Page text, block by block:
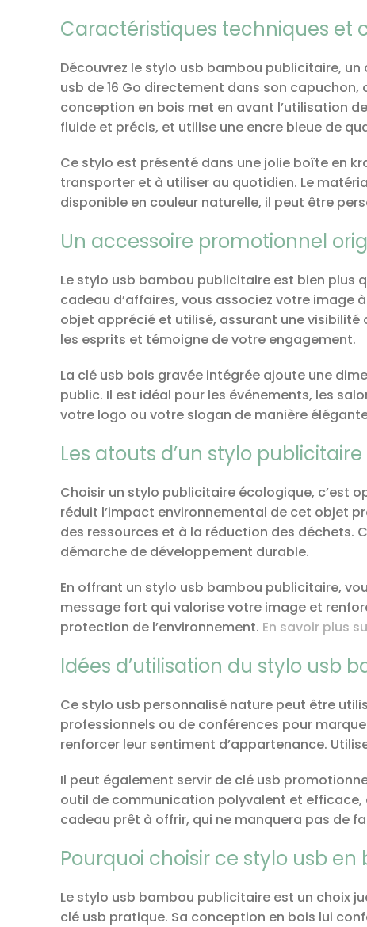
Caractéristiques techniques et
Découvrez le stylo usb bambou publicitaire,
usb de 16 Go directement dans son
conception en bois met en avant l’utilisation
fluide et précis, et utilise une encre bleue de
Ce stylo est présenté dans une jolie boîte en
transporter et à utiliser au quotidien. Le
disponible en couleur naturelle, il peut être
Un accessoire promotionnel
Le stylo usb bambou publicitaire est bien plus
cadeau d’affaires, vous associez votre image
objet apprécié et utilisé, assurant une
les esprits et témoigne de votre engagement.
La clé usb bois gravée intégrée ajoute une
public. Il est idéal pour les événements, les
votre logo ou votre slogan de manière
Les atouts d’un stylo
Choisir un stylo publicitaire écologique, c’est
réduit l’impact environnemental de cet objet
des ressources et à la réduction des déchets.
démarche de développement durable.
En offrant un stylo usb bambou publicitaire,
message fort qui valorise votre image et
protection de l’environnement. En savoir plus
Idées d’utilisation du stylo usb
Ce stylo usb personnalisé nature peut être
professionnels ou de conférences pour
renforcer leur sentiment d’appartenance.
Il peut également servir de clé usb
outil de communication polyvalent et efficace,
cadeau prêt à offrir, qui ne manquera pas de
Pourquoi choisir ce stylo usb en
Le stylo usb bambou publicitaire est un choix
clé usb pratique. Sa conception en bois lui